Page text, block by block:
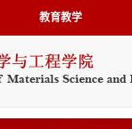
教育教学